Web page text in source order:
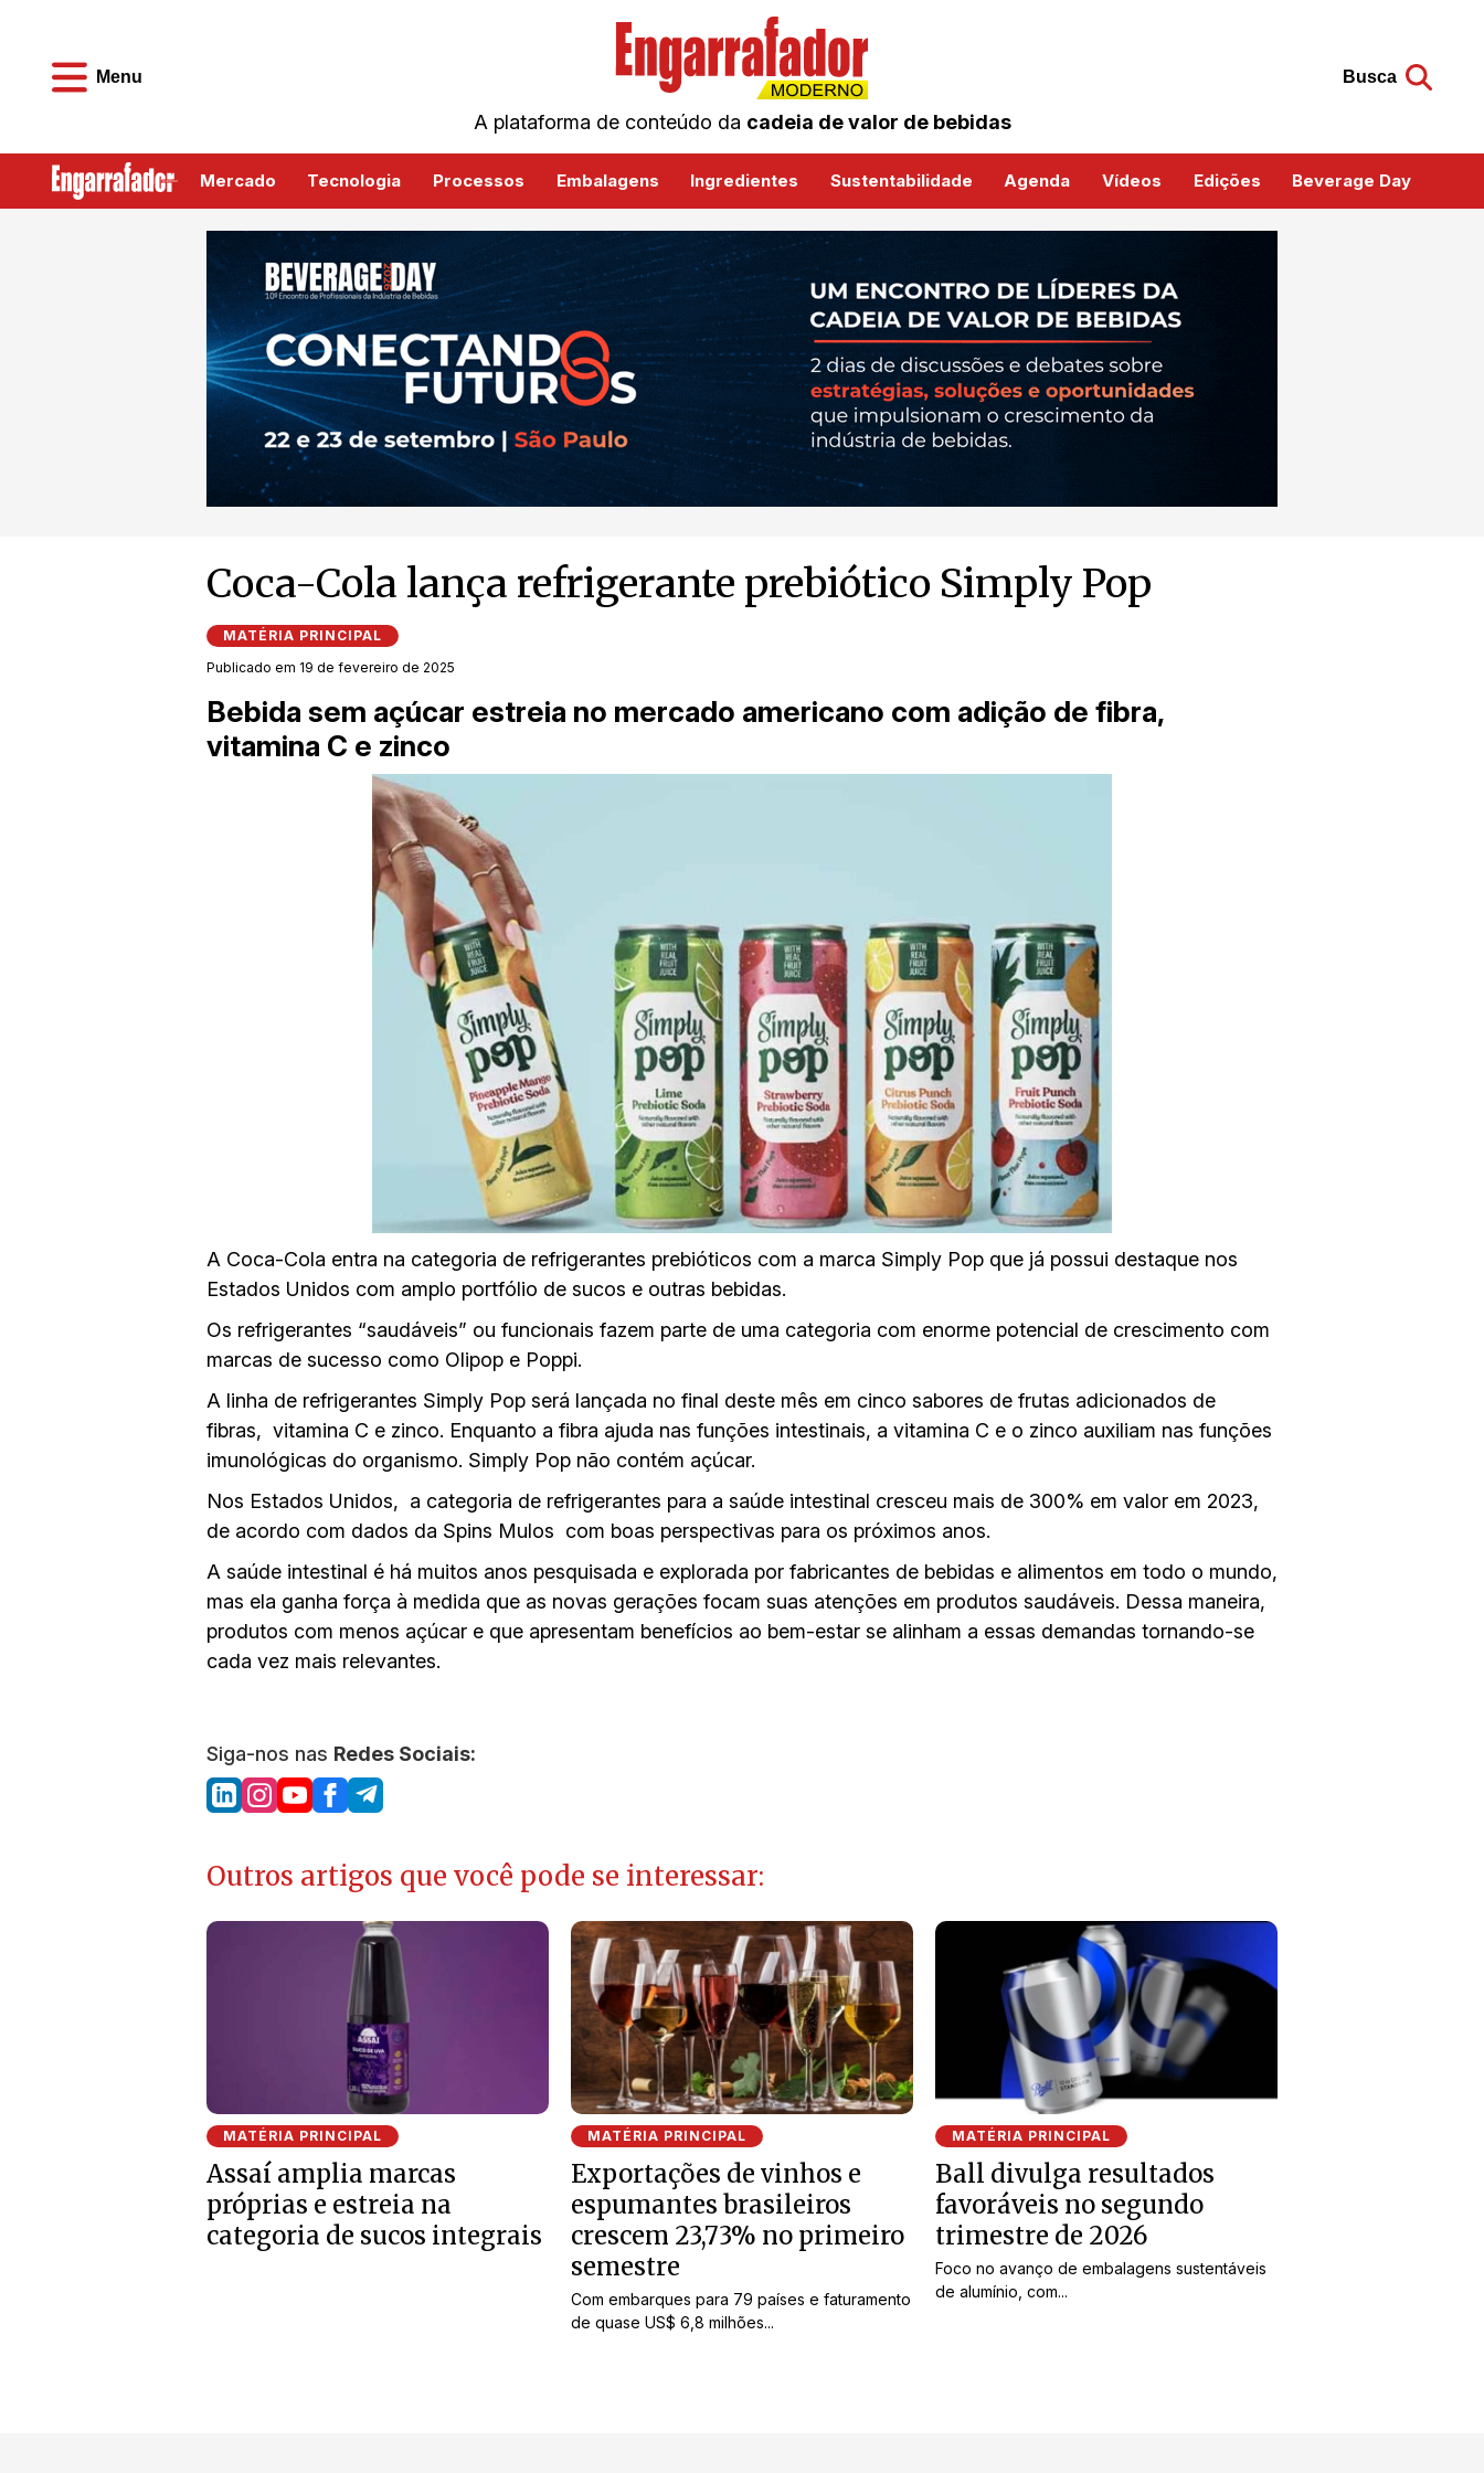
Menu
A plataforma de conteúdo da cadeia de valor de bebidas
Busca
Mercado Tecnologia Processos Embalagens Ingredientes Sustentabilidade Agenda Vídeos Edições Beverage Day
Coca-Cola lança refrigerante prebiótico Simply Pop
MATÉRIA PRINCIPAL
Publicado em 19 de fevereiro de 2025
Bebida sem açúcar estreia no mercado americano com adição de fibra,
vitamina C e zinco
A Coca-Cola entra na categoria de refrigerantes prebióticos com a marca Simply Pop que já possui destaque nos
Estados Unidos com amplo portfólio de sucos e outras bebidas.
Os refrigerantes “saudáveis” ou funcionais fazem parte de uma categoria com enorme potencial de crescimento com
marcas de sucesso como Olipop e Poppi.
A linha de refrigerantes Simply Pop será lançada no final deste mês em cinco sabores de frutas adicionados de
fibras, vitamina C e zinco. Enquanto a fibra ajuda nas funções intestinais, a vitamina C e o zinco auxiliam nas funções
imunológicas do organismo. Simply Pop não contém açúcar.
Nos Estados Unidos, a categoria de refrigerantes para a saúde intestinal cresceu mais de 300% em valor em 2023,
de acordo com dados da Spins Mulos com boas perspectivas para os próximos anos.
A saúde intestinal é há muitos anos pesquisada e explorada por fabricantes de bebidas e alimentos em todo o mundo,
mas ela ganha força à medida que as novas gerações focam suas atenções em produtos saudáveis. Dessa maneira,
produtos com menos açúcar e que apresentam benefícios ao bem-estar se alinham a essas demandas tornando-se
cada vez mais relevantes.
Siga-nos nas Redes Sociais:
Outros artigos que você pode se interessar:
MATÉRIA PRINCIPAL
Assaí amplia marcas
próprias e estreia na
categoria de sucos integrais
MATÉRIA PRINCIPAL
Exportações de vinhos e
espumantes brasileiros
crescem 23,73% no primeiro
semestre
Com embarques para 79 países e faturamento
de quase US$ 6,8 milhões...
MATÉRIA PRINCIPAL
Ball divulga resultados
favoráveis no segundo
trimestre de 2026
Foco no avanço de embalagens sustentáveis
de alumínio, com...